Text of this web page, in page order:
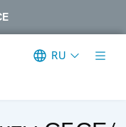
RU